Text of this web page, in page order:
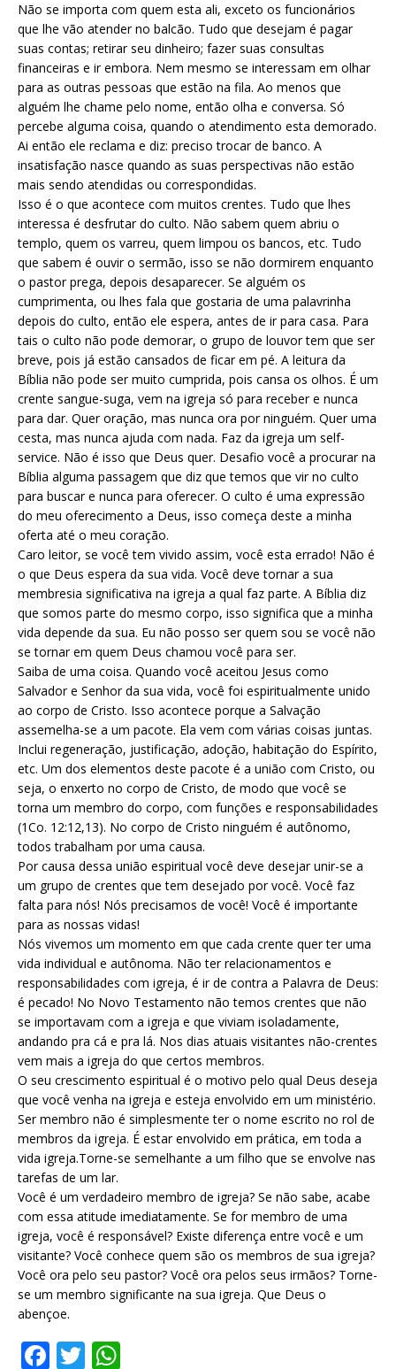
Não se importa com quem esta ali, exceto os funcionários
que lhe vão atender no balcão. Tudo que desejam é pagar
suas contas; retirar seu dinheiro; fazer suas consultas
financeiras e ir embora. Nem mesmo se interessam em olhar
para as outras pessoas que estão na fila. Ao menos que
alguém lhe chame pelo nome, então olha e conversa. Só
percebe alguma coisa, quando o atendimento esta demorado.
Ai então ele reclama e diz: preciso trocar de banco. A
insatisfação nasce quando as suas perspectivas não estão
mais sendo atendidas ou correspondidas.
Isso é o que acontece com muitos crentes. Tudo que lhes
interessa é desfrutar do culto. Não sabem quem abriu o
templo, quem os varreu, quem limpou os bancos, etc. Tudo
que sabem é ouvir o sermão, isso se não dormirem enquanto
o pastor prega, depois desaparecer. Se alguém os
cumprimenta, ou lhes fala que gostaria de uma palavrinha
depois do culto, então ele espera, antes de ir para casa. Para
tais o culto não pode demorar, o grupo de louvor tem que ser
breve, pois já estão cansados de ficar em pé. A leitura da
Bíblia não pode ser muito cumprida, pois cansa os olhos. É um
crente sangue-suga, vem na igreja só para receber e nunca
para dar. Quer oração, mas nunca ora por ninguém. Quer uma
cesta, mas nunca ajuda com nada. Faz da igreja um self-
service. Não é isso que Deus quer. Desafio você a procurar na
Bíblia alguma passagem que diz que temos que vir no culto
para buscar e nunca para oferecer. O culto é uma expressão
do meu oferecimento a Deus, isso começa deste a minha
oferta até o meu coração.
Caro leitor, se você tem vivido assim, você esta errado! Não é
o que Deus espera da sua vida. Você deve tornar a sua
membresia significativa na igreja a qual faz parte. A Bíblia diz
que somos parte do mesmo corpo, isso significa que a minha
vida depende da sua. Eu não posso ser quem sou se você não
se tornar em quem Deus chamou você para ser.
Saiba de uma coisa. Quando você aceitou Jesus como
Salvador e Senhor da sua vida, você foi espiritualmente unido
ao corpo de Cristo. Isso acontece porque a Salvação
assemelha-se a um pacote. Ela vem com várias coisas juntas.
Inclui regeneração, justificação, adoção, habitação do Espírito,
etc. Um dos elementos deste pacote é a união com Cristo, ou
seja, o enxerto no corpo de Cristo, de modo que você se
torna um membro do corpo, com funções e responsabilidades
(1Co. 12:12,13). No corpo de Cristo ninguém é autônomo,
todos trabalham por uma causa.
Por causa dessa união espiritual você deve desejar unir-se a
um grupo de crentes que tem desejado por você. Você faz
falta para nós! Nós precisamos de você! Você é importante
para as nossas vidas!
Nós vivemos um momento em que cada crente quer ter uma
vida individual e autônoma. Não ter relacionamentos e
responsabilidades com igreja, é ir de contra a Palavra de Deus:
é pecado! No Novo Testamento não temos crentes que não
se importavam com a igreja e que viviam isoladamente,
andando pra cá e pra lá. Nos dias atuais visitantes não-crentes
vem mais a igreja do que certos membros.
O seu crescimento espiritual é o motivo pelo qual Deus deseja
que você venha na igreja e esteja envolvido em um ministério.
Ser membro não é simplesmente ter o nome escrito no rol de
membros da igreja. É estar envolvido em prática, em toda a
vida igreja.Torne-se semelhante a um filho que se envolve nas
tarefas de um lar.
Você é um verdadeiro membro de igreja? Se não sabe, acabe
com essa atitude imediatamente. Se for membro de uma
igreja, você é responsável? Existe diferença entre você e um
visitante? Você conhece quem são os membros de sua igreja?
Você ora pelo seu pastor? Você ora pelos seus irmãos? Torne-
se um membro significante na sua igreja. Que Deus o
abençoe.
F T